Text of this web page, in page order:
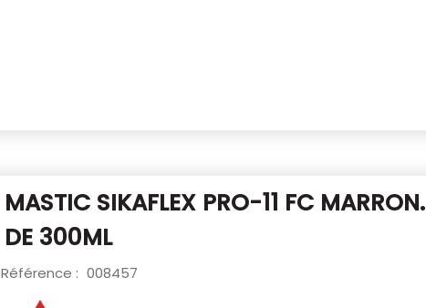
MASTIC SIKAFLEX PRO-11 FC MARRON.
DE 300ML
Référence : 008457